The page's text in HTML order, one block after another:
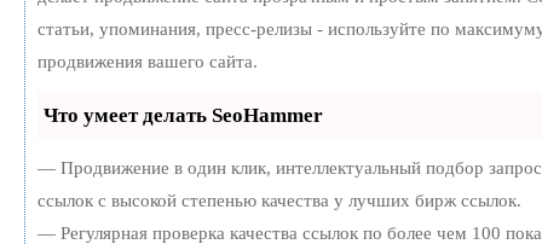
статьи, упоминания, пресс-релизы - используйте по
продвижения вашего сайта.
Что умеет делать SeoHammer
— Продвижение в один клик, интеллектуальный подбор
ссылок с высокой степенью качества у лучших бирж ссылок.
— Регулярная проверка качества ссылок по более чем 100